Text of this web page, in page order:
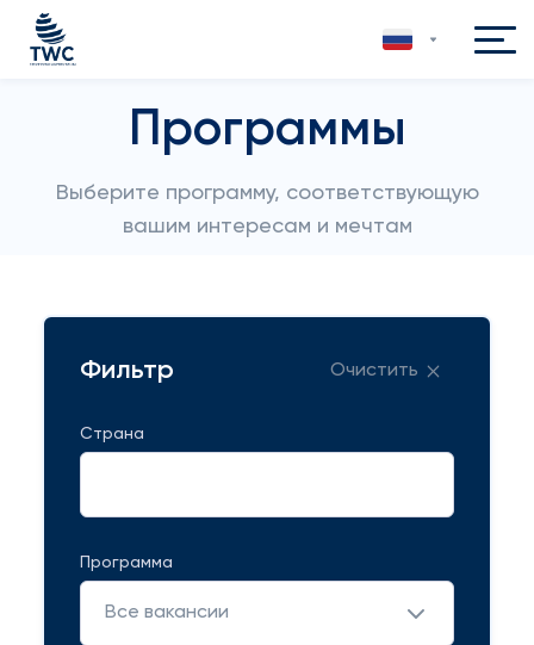
Программы
Выберите программу, соответствующую
вашим интересам и мечтам
Фильтр Очистить
Страна
Программа
Все вакансии